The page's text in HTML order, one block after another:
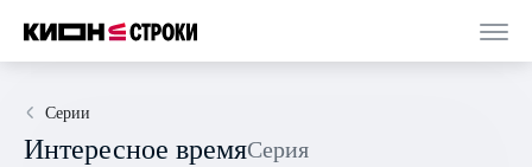
Серии
Интересное время Серия